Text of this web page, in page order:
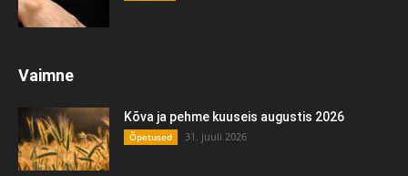
Vaimne
Kõva ja pehme kuuseis augustis 2026
Õpetused 31. juuli 2026